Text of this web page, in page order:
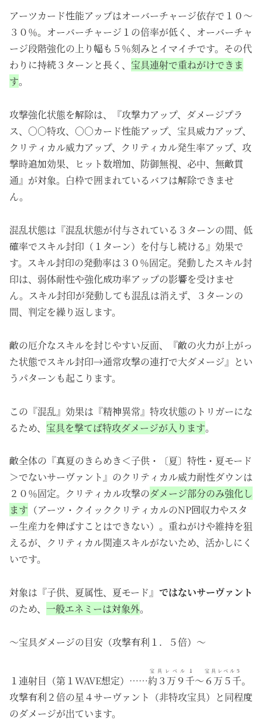
アーツカード性能アップはオーバーチャージ依存で１０～
３０％。オーバーチャージ１の倍率が低く、オーバーチャ
ージ段階強化の上り幅も５％刻みとイマイチです。その代
わりに持続３ターンと長く、 宝具連射で重ねがけできま
す。
攻撃強化状態を解除は、『攻撃力アップ、ダメージプラ
ス、○○特攻、○○カード性能アップ、宝具威力アップ、
クリティカル威力アップ、クリティカル発生率アップ、攻
撃時追加効果、ヒット数増加、防御無視、必中、無敵貫
通』が対象。白枠で囲まれているバフは解除できませ
ん。
混乱状態は『混乱状態が付与されている３ターンの間、低
確率でスキル封印（１ターン）を付与し続ける』効果で
す。スキル封印の発動率は３０％固定。 発動したスキル封
印は、弱体耐性や強化成功率アップの影響を受けませ
ん。スキル封印が発動しても混乱は消えず、３ターンの
間、判定を繰り返します。
敵の厄介なスキルを封じやすい反面、『敵の火力が上がっ
た状態でスキル封印→通常攻撃の連打で大ダメージ』とい
うパターンも起こります。
この『混乱』効果は『精神異常』特攻状態のトリガーにな
るため、 宝具を撃てば特攻ダメージが入ります。
敵全体の『真夏のきらめき＜子供・〔夏〕特性・夏モード
＞でないサーヴァント』のクリティカル威力耐性ダウンは
２０％固定。クリティカル攻撃のダメージ部分のみ強化し
ます （アーツ・クイッククリティカルのNP回収力やスタ
ー生産力を伸ばすことはできない）。重ねがけや維持を狙
えるが、クリティカル関連スキルがないため、活かしにく
いです。
対象は『子供、夏属性、夏モード』 ではないサーヴァント
のため、 一般エネミーは対象外。
～宝具ダメージの目安（攻撃有利１．５倍）～
１連射目（第１WAVE想定）……約３万９千
宝具レベル１
～６万５千
宝具レベル５
。
攻撃有利２倍の星４サーヴァント（非特攻宝具）と同程度
のダメージが出ています。